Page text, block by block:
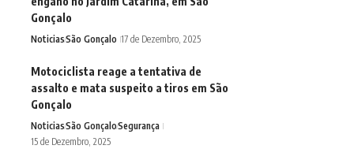
Gonçalo
NoticiasSão Gonçalo 17 de Dezembro, 2025
Motociclista reage a tentativa de
assalto e mata suspeito a tiros em São
Gonçalo
NoticiasSão GonçaloSegurança
15 de Dezembro, 2025